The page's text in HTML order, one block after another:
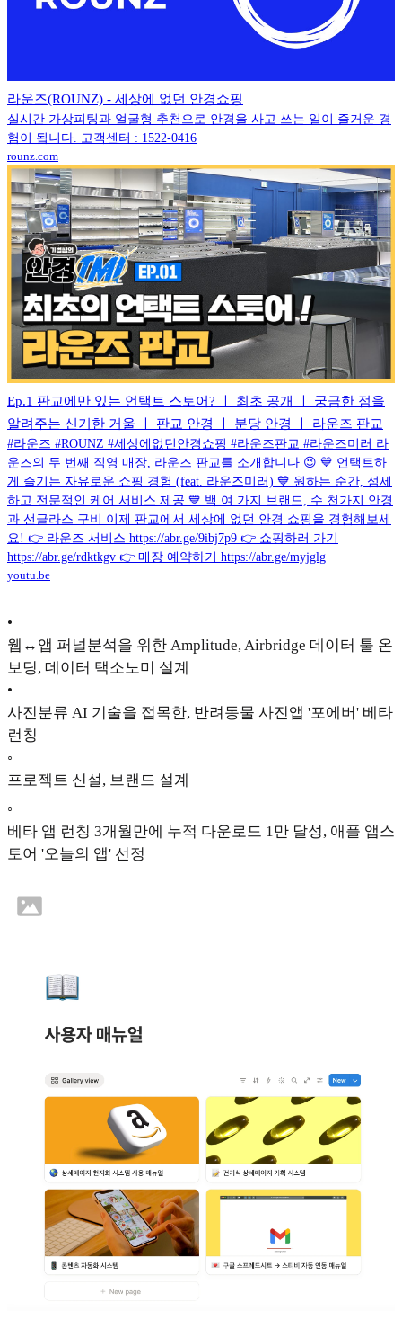
라운즈(ROUNZ) - 세상에 없던 안경쇼핑
실시간 가상피팅과 얼굴형 추천으로 안경을 사고 쓰는 일이 즐거운 경
험이 됩니다. 고객센터 : 1522-0416
rounz.com
Ep.1 판교에만 있는 언택트 스토어? ㅣ 최초 공개 ㅣ 궁금한 점을
알려주는 신기한 거울 ㅣ 판교 안경 ㅣ 분당 안경 ㅣ 라운즈 판교
#라운즈 #ROUNZ #세상에없던안경쇼핑 #라운즈판교 #라운즈미러 라
운즈의 두 번째 직영 매장, 라운즈 판교를 소개합니다 😉 💙 언택트하
게 즐기는 자유로운 쇼핑 경험 (feat. 라운즈미러) 💙 원하는 순간, 섬세
하고 전문적인 케어 서비스 제공 💙 백 여 가지 브랜드, 수 천가지 안경
과 선글라스 구비 이제 판교에서 세상에 없던 안경 쇼핑을 경험해보세
요! 👉 라운즈 서비스 https://abr.ge/9ibj7p9 👉 쇼핑하러 가기
https://abr.ge/rdktkgv 👉 매장 예약하기 https://abr.ge/myjglg
youtu.be
•
웹↔앱 퍼널분석을 위한 Amplitude, Airbridge 데이터 툴 온
보딩, 데이터 택소노미 설계
•
사진분류 AI 기술을 접목한, 반려동물 사진앱 '포에버' 베타
런칭
◦
프로젝트 신설, 브랜드 설계
◦
베타 앱 런칭 3개월만에 누적 다운로드 1만 달성, 애플 앱스
토어 '오늘의 앱' 선정